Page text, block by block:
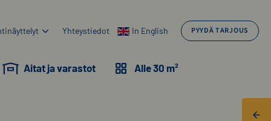
Aitat ja varastot Alle 30 m²
Yhteystiedot In English PYYDÄ TARJOUS